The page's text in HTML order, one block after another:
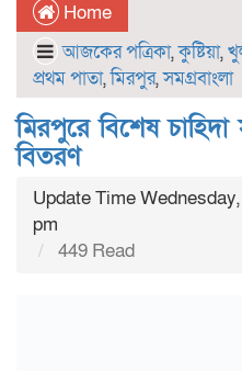
Home
আজকের পত্রিকা,কুষ্টিয়া,
প্রথম পাতা,মিরপুর,সমগ্রবাংলা
মিরপুরে বিশেষ
বিতরণ
Update Time
pm
449 Read